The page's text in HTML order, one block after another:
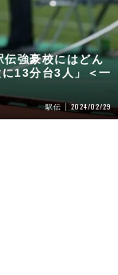
強豪校にはどん
13分台3人」＜一
駅伝 2024/02/29